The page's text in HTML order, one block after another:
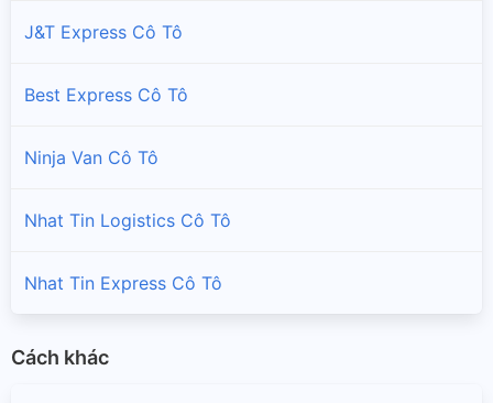
J&T Express Cô Tô
Best Express Cô Tô
Ninja Van Cô Tô
Nhat Tin Logistics Cô Tô
Nhat Tin Express Cô Tô
Cách khác